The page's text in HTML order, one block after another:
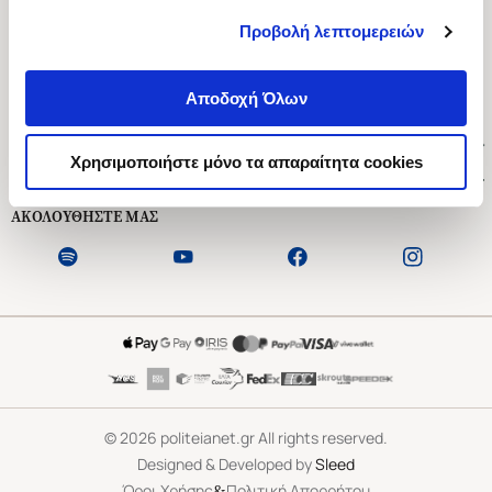
Προβολή λεπτομερειών
Αποδοχή Όλων
Χρησιμοποιήστε μόνο τα απαραίτητα cookies
Ασκληπιού 1-3, Αθήνα 106 79
Δευτέρα - Παρασκευή 09:00-21:00
Εξυπηρέτηση Πελατών
ΑΚΟΛΟΥΘΗΣΤΕ ΜΑΣ
©2026 politeianet.gr All rights reserved.
Designed & Developed bySleed